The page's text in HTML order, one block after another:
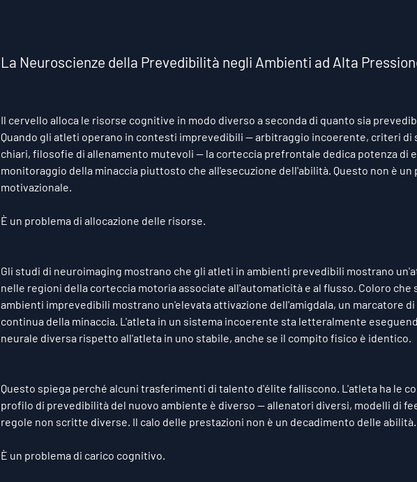
La Neuroscienze della Prevedibilità negli Ambienti ad Alta
Il cervello alloca le risorse cognitive in modo diverso a seconda di quanto sia
Quando gli atleti operano in contesti imprevedibili — arbitraggio incoerente, criteri di
chiari, filosofie di allenamento mutevoli — la corteccia prefrontale dedica potenza di
monitoraggio della minaccia piuttosto che all'esecuzione dell'abilità. Questo non è un
motivazionale.
È un problema di allocazione delle risorse.
Gli studi di neuroimaging mostrano che gli atleti in ambienti prevedibili mostrano
nelle regioni della corteccia motoria associate all'automaticità e al flusso. Coloro che
ambienti imprevedibili mostrano un'elevata attivazione dell'amigdala, un marcatore
continua della minaccia. L'atleta in un sistema incoerente sta letteralmente
neurale diversa rispetto all'atleta in uno stabile, anche se il compito fisico è identico.
Questo spiega perché alcuni trasferimenti di talento d'élite falliscono. L'atleta ha le
profilo di prevedibilità del nuovo ambiente è diverso — allenatori diversi, modelli di
regole non scritte diverse. Il calo delle prestazioni non è un decadimento delle abilità.
È un problema di carico cognitivo.